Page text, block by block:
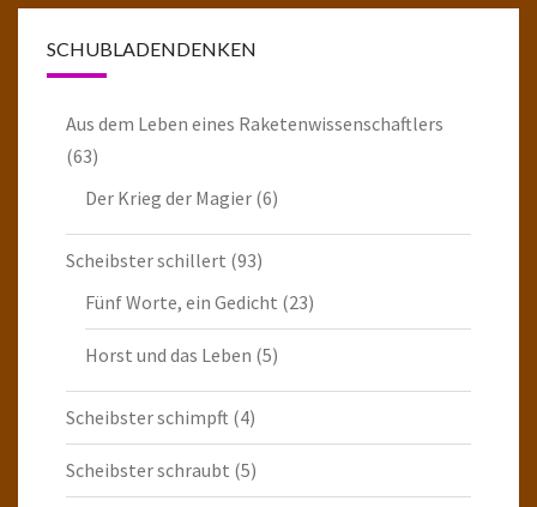
SCHUBLADENDENKEN
Aus dem Leben eines Raketenwissenschaftlers
(63)
Der Krieg der Magier (6)
Scheibster schillert (93)
Fünf Worte, ein Gedicht (23)
Horst und das Leben (5)
Scheibster schimpft (4)
Scheibster schraubt (5)